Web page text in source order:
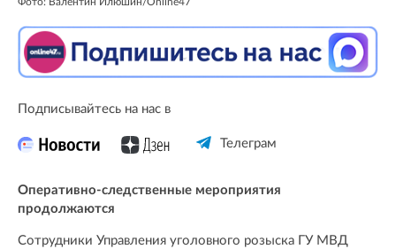
Подписывайтесь на нас в
Телеграм
Оперативно-следственные мероприятия
продолжаются
Сотрудники Управления уголовного розыска ГУ МВД